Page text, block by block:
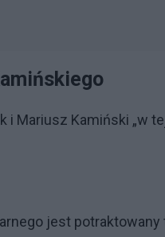
i Mariusz Kamiński „w
jest potraktowany